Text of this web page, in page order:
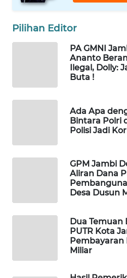
Pilihan Editor
PA GMNI
Ananto
Ilegal, Dolly:
Buta !
Ada Apa
Bintara Polri
Polisi Jadi
GPM Jambi
Aliran Dana
Desa Dusun
Dua Temuan
PUTR Kota
Pembayaran
Miliar
PERSONA
HEALTH
Wahana
LISTRIK